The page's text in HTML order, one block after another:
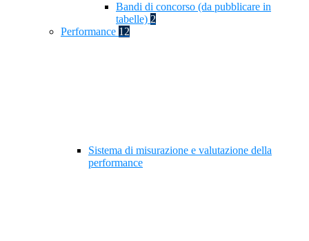
Bandi di concorso (da pubblicare in
tabelle) 2
Performance 12
Sistema di misurazione e valutazione della
performance